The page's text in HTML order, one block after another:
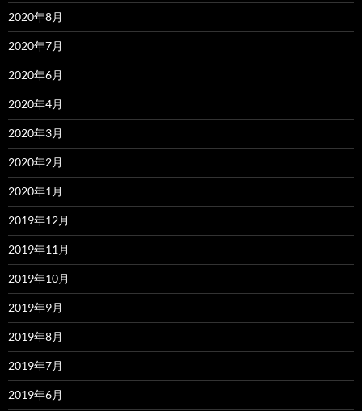
2020年8月
2020年7月
2020年6月
2020年4月
2020年3月
2020年2月
2020年1月
2019年12月
2019年11月
2019年10月
2019年9月
2019年8月
2019年7月
2019年6月